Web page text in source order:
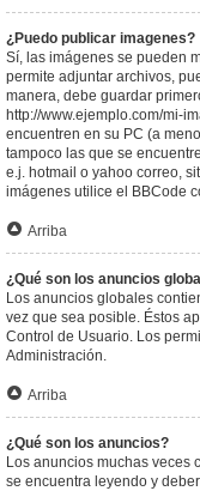
¿Puedo publicar imagenes?
Sí, las imágenes se pueden
permite adjuntar archivos,
manera, debe guardar
http://www.ejemplo.com/mi-
encuentren en su PC (a
tampoco las que se
e.j. hotmail o yahoo correo,
imágenes utilice el BBCode
Arriba
¿Qué son los anuncios
Los anuncios globales
vez que sea posible. Éstos
Control de Usuario. Los
Administración.
Arriba
¿Qué son los anuncios?
Los anuncios muchas veces
se encuentra leyendo y